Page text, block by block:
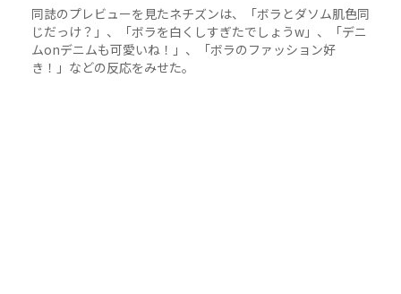
同誌のプレビューを見たネチズンは、「ボラとダソム肌色同
じだっけ？」、「ボラを白くしすぎたでしょうw」、「デニ
ムonデニムも可愛いね！」、「ボラのファッション好
き！」などの反応をみせた。